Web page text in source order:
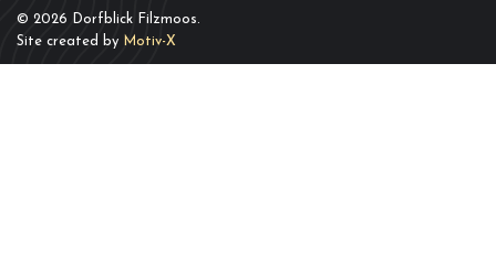
© 2026 Dorfblick Filzmoos.
Site created by Motiv-X